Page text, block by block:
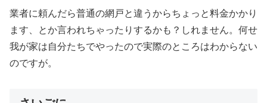
業者に頼んだら普通の網戸と違うからちょっと料金かかり
ます、とか言われちゃったりするかも？しれません。何せ
我が家は自分たちでやったので実際のところはわからない
のですが。